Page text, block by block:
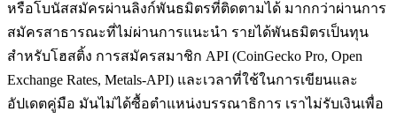
หรือโบนัสสมัครผ่านลิงก์พันธมิตรที่ติดตามได้ มากกว่าผ่านการ
สมัครสาธารณะที่ไม่ผ่านการแนะนำ รายได้พันธมิตรเป็นทุน
สำหรับโฮสติ้ง การสมัครสมาชิก API (CoinGecko Pro, Open
Exchange Rates, Metals-API) และเวลาที่ใช้ในการเขียนและ
อัปเดตคู่มือ มันไม่ได้ซื้อตำแหน่งบรรณาธิการ เราไม่รับเงินเพื่อ